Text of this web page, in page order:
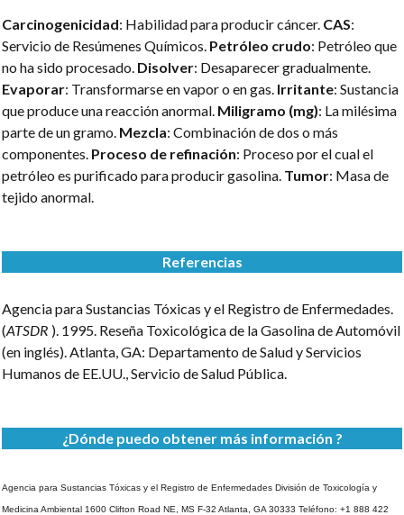
Carcinogenicidad: Habilidad para producir cáncer. CAS:
Servicio de Resúmenes Químicos. Petróleo crudo: Petróleo que
no ha sido procesado. Disolver: Desaparecer gradualmente.
Evaporar: Transformarse en vapor o en gas. Irritante: Sustancia
que produce una reacción anormal. Miligramo (mg): La milésima
parte de un gramo. Mezcla: Combinación de dos o más
componentes. Proceso de refinación: Proceso por el cual el
petróleo es purificado para producir gasolina. Tumor: Masa de
tejido anormal.
Referencias
Agencia para Sustancias Tóxicas y el Registro de Enfermedades.
(ATSDR ). 1995. Reseña Toxicológica de la Gasolina de Automóvil
(en inglés). Atlanta, GA: Departamento de Salud y Servicios
Humanos de EE.UU., Servicio de Salud Pública.
¿Dónde puedo obtener más información ?
Agencia para Sustancias Tóxicas y el Registro de Enfermedades División de Toxicología y
Medicina Ambiental 1600 Clifton Road NE, MS F-32 Atlanta, GA 30333 Teléfono: +1 888 422